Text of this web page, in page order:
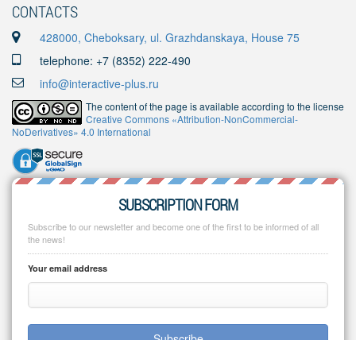
CONTACTS
428000, Cheboksary, ul. Grazhdanskaya, House 75
telephone: +7 (8352) 222-490
info@interactive-plus.ru
The content of the page is available according to the license
Creative Commons «Attribution-NonCommercial-
NoDerivatives» 4.0 International
SUBSCRIPTION FORM
Subscribe to our newsletter and become one of the first to be informed of all
the news!
Your email address